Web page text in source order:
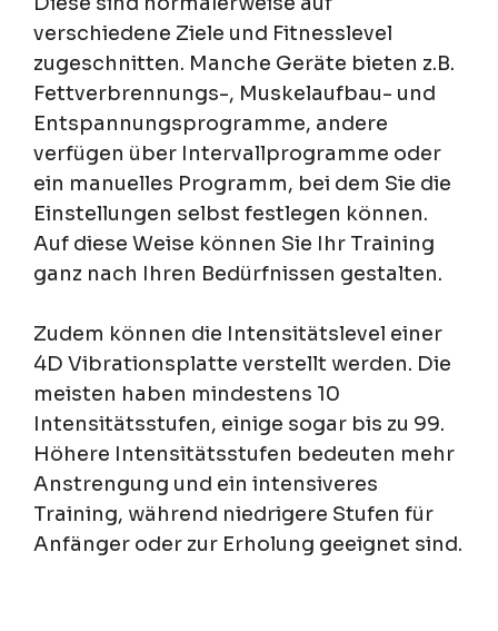
verschiedene Ziele und Fitnesslevel
zugeschnitten. Manche Geräte bieten z.B.
Fettverbrennungs-, Muskelaufbau- und
Entspannungsprogramme, andere
verfügen über Intervallprogramme oder
ein manuelles Programm, bei dem Sie die
Einstellungen selbst festlegen können.
Auf diese Weise können Sie Ihr Training
ganz nach Ihren Bedürfnissen gestalten.
Zudem können die Intensitätslevel einer
4D Vibrationsplatte verstellt werden. Die
meisten haben mindestens 10
Intensitätsstufen, einige sogar bis zu 99.
Höhere Intensitätsstufen bedeuten mehr
Anstrengung und ein intensiveres
Training, während niedrigere Stufen für
Anfänger oder zur Erholung geeignet sind.